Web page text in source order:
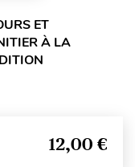
ET
À LA
12,00 €